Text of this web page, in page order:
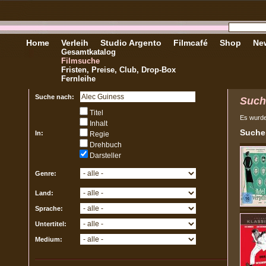
Home Verleih
Gesamtkatalog
Filmsuche
Fristen, Preise, Club, Drop-Box
Fernleihe
Studio Argento Filmcafé Shop
Suche nach:
In:
Titel
Inhalt
Regie
Drehbuch
Darsteller
Genre:
Land:
Sprache:
Untertitel:
Medium:
Es